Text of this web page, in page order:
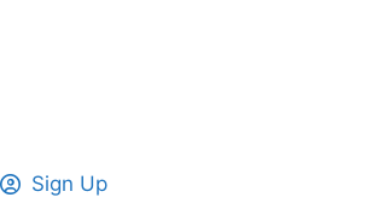
Sign Up